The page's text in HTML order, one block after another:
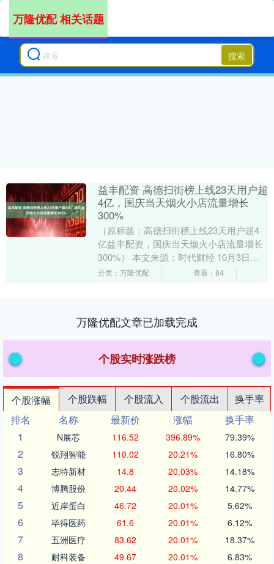
搜索
万隆优配 相关话题
益丰配资 高德扫街榜上线23天用户超
4亿，国庆当天烟火小店流量增长
300%
（原标题：高德扫街榜上线23天用户超4
亿益丰配资，国庆当天烟火小店流量增长
300%） 本文来源：时代财经 10月3日，
高德扫街榜宣布：上线仅23天，累计用户
分类：万隆优配 查看：84
万隆优配文章已加载完成
个股实时涨跌榜
个股涨幅 个股跌幅 个股流入 个股流出
换手率
排名
名称 最新价 涨幅
换手率
1
N展芯 116.52 396.89% 79.39%
2 锐翔智能 110.02 20.21% 16.80%
3 志特新材 14.8 20.03% 14.18%
4 博腾股份 20.44 20.02% 14.77%
5 近岸蛋白 46.72 20.01% 5.62%
6 毕得医药 61.6 20.01% 6.12%
7 五洲医疗 83.62 20.01% 18.37%
8 耐科装备 49.67 20.01% 6.83%